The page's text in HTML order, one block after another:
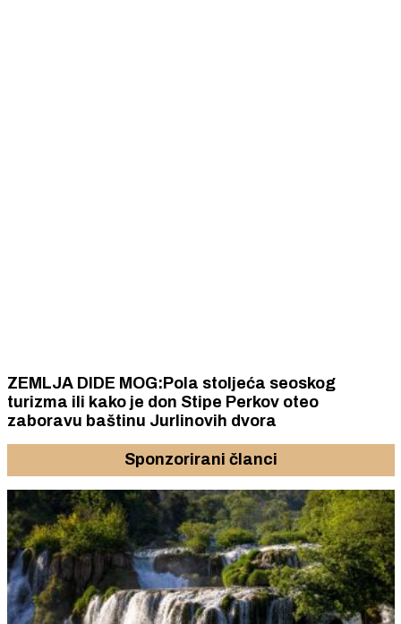
ZEMLJA DIDE MOG:Pola stoljeća seoskog
turizma ili kako je don Stipe Perkov oteo
zaboravu baštinu Jurlinovih dvora
Sponzorirani članci